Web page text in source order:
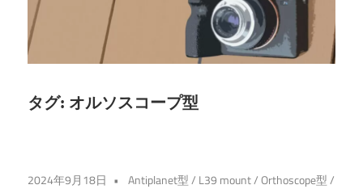
タグ: オルソスコープ型
2024年9月18日 Antiplanet型/ L39 mount/Orthoscope型/